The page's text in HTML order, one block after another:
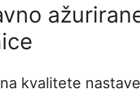
kvalitete